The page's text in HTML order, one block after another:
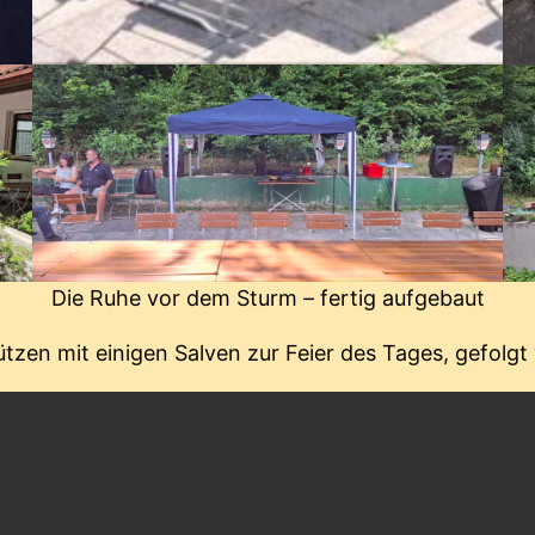
Die Ruhe vor dem Sturm – fertig aufgebaut
mit einigen Salven zur Feier des Tages,